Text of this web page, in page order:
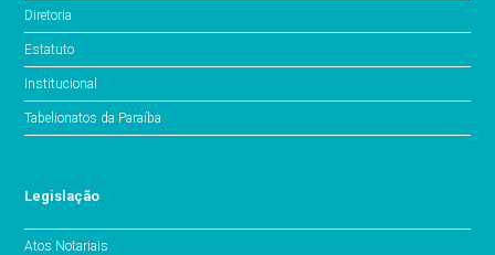
Diretoria
Estatuto
Institucional
Tabelionatos da Paraíba
Legislação
Atos Notariais